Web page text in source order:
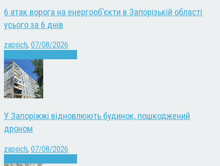
6 атак ворога на енергооб’єкти в Запорізькій області
усього за 6 днів
zapsich, 07/08/2026
У Запоріжжі відновлюють будинок, пошкоджений
дроном
zapsich, 07/08/2026